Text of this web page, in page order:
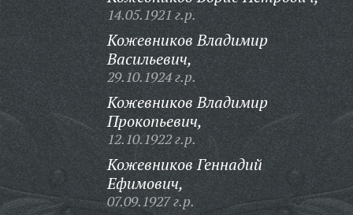
14.05.1921 г.р.
Кожевников Владимир
Васильевич,
29.10.1924 г.р.
Кожевников Владимир
Прокопьевич,
12.10.1922 г.р.
Кожевников Геннадий
Ефимович,
07.09.1927 г.р.